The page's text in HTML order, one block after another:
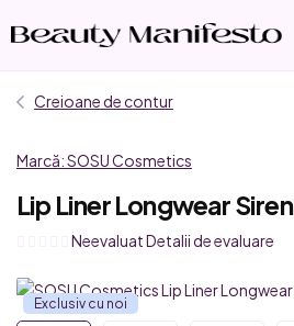
Creioane de contur
Marcă:SOSU Cosmetics
Lip Liner Longwear Siren
Evaluarea
a
produsului
NeevaluatDetalii de evaluare
Exclusiv cu noi